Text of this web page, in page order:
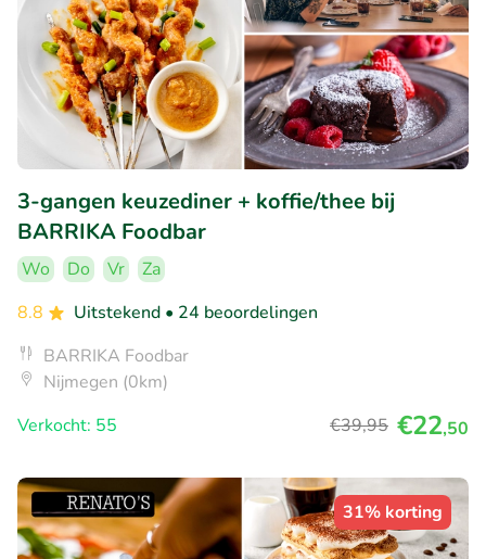
3-gangen keuzediner + koffie/thee bij
BARRIKA Foodbar
Wo Do Vr
Za
8.8
Uitstekend • 24 beoordelingen
BARRIKA Foodbar
Nijmegen (0km)
Verkocht: 55
€39,95 €22,50
31% korting